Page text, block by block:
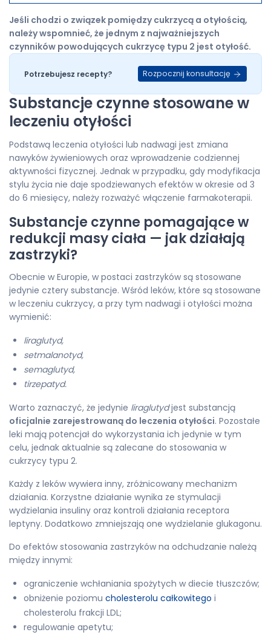
Jeśli chodzi o związek pomiędzy cukrzycą a otyłością,
należy wspomnieć, że jednym z najważniejszych
czynników powodujących cukrzycę typu 2 jest otyłość.
Potrzebujesz recepty? Rozpocznij konsultację
Substancje czynne stosowane w
leczeniu otyłości
Podstawą leczenia otyłości lub nadwagi jest zmiana
nawyków żywieniowych oraz wprowadzenie codziennej
aktywności fizycznej. Jednak w przypadku, gdy modyfikacja
stylu życia nie daje spodziewanych efektów w okresie od 3
do 6 miesięcy, należy rozważyć włączenie farmakoterapii.
Substancje czynne pomagające w
redukcji masy ciała — jak działają
zastrzyki?
Obecnie w Europie, w postaci zastrzyków są stosowane
jedynie cztery substancje. Wśród leków, które są stosowane
w leczeniu cukrzycy, a przy tym nadwagi i otyłości można
wymienić:
liraglutyd,
setmalanotyd,
semaglutyd,
tirzepatyd.
Warto zaznaczyć, że jedynie liraglutydjest substancją
oficjalnie zarejestrowaną do leczenia otyłości. Pozostałe
leki mają potencjał do wykorzystania ich jedynie w tym
celu, jednak aktualnie są zalecane do stosowania w
cukrzycy typu 2.
Każdy z leków wywiera inny, zróżnicowany mechanizm
działania. Korzystne działanie wynika ze stymulacji
wydzielania insuliny oraz kontroli działania receptora
leptyny. Dodatkowo zmniejszają one wydzielanie glukagonu.
Do efektów stosowania zastrzyków na odchudzanie należą
między innymi:
ograniczenie wchłaniania spożytych w diecie tłuszczów;
obniżenie poziomu cholesterolu całkowitego i
cholesterolu frakcji LDL;
regulowanie apetytu;